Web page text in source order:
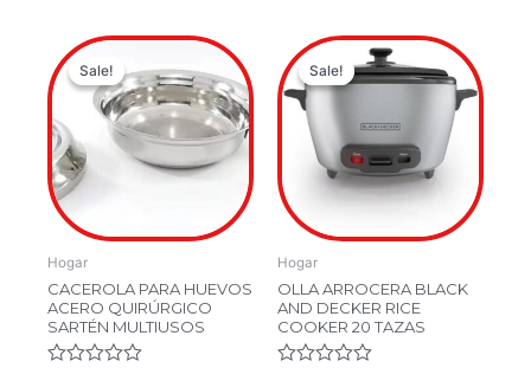
Sale!
Sale!
Hogar
CACEROLA PARA HUEVOS
ACERO QUIRÚRGICO
SARTÉN MULTIUSOS
Original
price
was:
$129,900.00.
Current
price
is:
$84,900.00.
Sale!
Sale!
Hogar
OLLA ARROCERA BLACK
AND DECKER RICE
COOKER 20 TAZAS
Original
price
was:
Current
price